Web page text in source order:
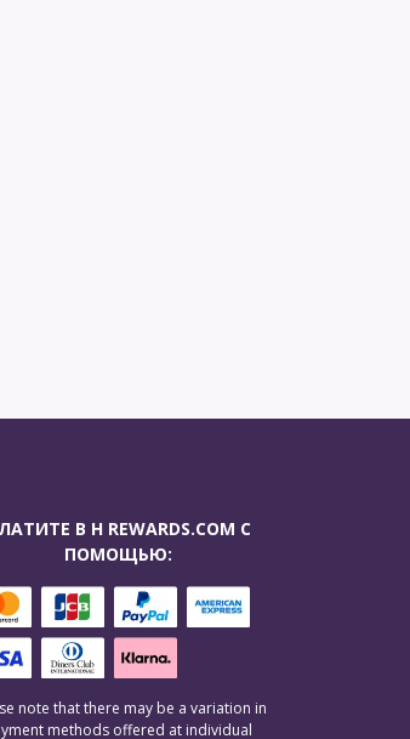
В H REWARDS.COM С
ПОМОЩЬЮ:
note that there may be a variation in
methods offered at individual